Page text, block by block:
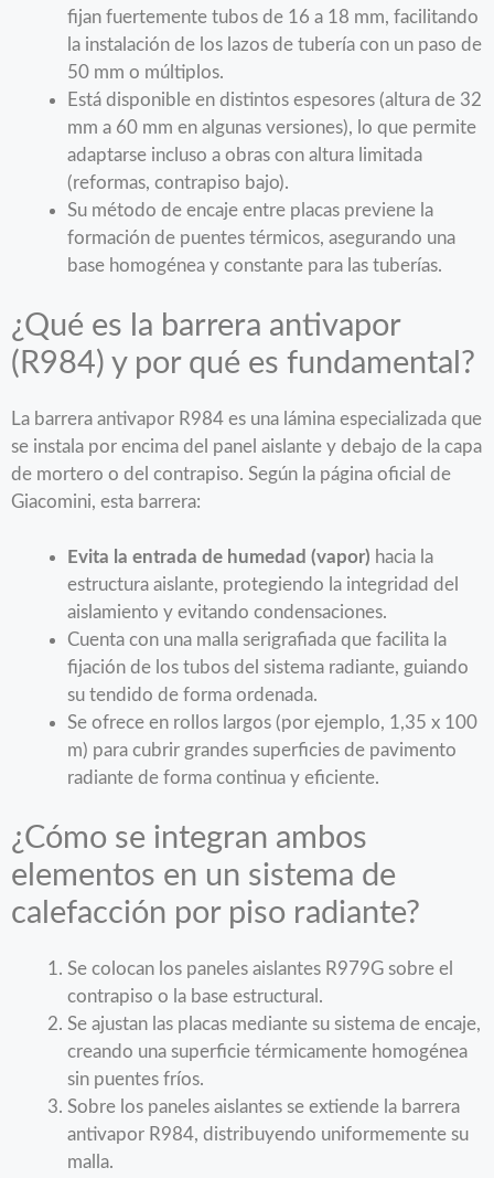
fijan fuertemente tubos de 16 a 18 mm, facilitando
la instalación de los lazos de tubería con un paso de
50 mm o múltiplos.
Está disponible en distintos espesores (altura de 32
mm a 60 mm en algunas versiones), lo que permite
adaptarse incluso a obras con altura limitada
(reformas, contrapiso bajo).
Su método de encaje entre placas previene la
formación de puentes térmicos, asegurando una
base homogénea y constante para las tuberías.
¿Qué es la barrera antivapor
(R984) y por qué es fundamental?
La barrera antivapor R984 es una lámina especializada que
se instala por encima del panel aislante y debajo de la capa
de mortero o del contrapiso. Según la página oficial de
Giacomini, esta barrera:
Evita la entrada de humedad (vapor) hacia la
estructura aislante, protegiendo la integridad del
aislamiento y evitando condensaciones.
Cuenta con una malla serigrafiada que facilita la
fijación de los tubos del sistema radiante, guiando
su tendido de forma ordenada.
Se ofrece en rollos largos (por ejemplo, 1,35 x 100
m) para cubrir grandes superficies de pavimento
radiante de forma continua y eficiente.
¿Cómo se integran ambos
elementos en un sistema de
calefacción por piso radiante?
Se colocan los paneles aislantes R979G sobre el
contrapiso o la base estructural.
Se ajustan las placas mediante su sistema de encaje,
creando una superficie térmicamente homogénea
sin puentes fríos.
Sobre los paneles aislantes se extiende la barrera
antivapor R984, distribuyendo uniformemente su
malla.